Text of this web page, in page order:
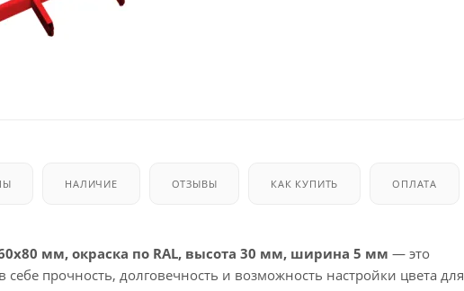
НАЛИЧИЕ ОТЗЫВЫ КАК КУПИТЬ ОПЛАТА
мм, окраска по RAL, высота 30 мм, ширина 5 мм — это
прочность, долговечность и возможность настройки цвета для